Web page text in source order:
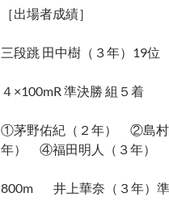
［出場者成績］
三段跳 田中樹（３年）19位
４×100mR 準決勝 組５着
①茅野佑紀（２年） ②島村
年） ④福田明人（３年）
800m 井上華奈（３年）準